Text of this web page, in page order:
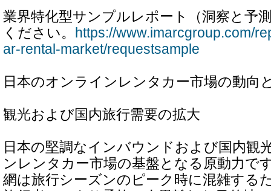
業界特化型サンプルレポート（洞察と予
ください。
https://www.imarcgroup.com/
ar-rental-market/requestsample
日本のオンラインレンタカー市場の動向
観光および国内旅行需要の拡大
日本の堅調なインバウンドおよび国内観
ンレンタカー市場の基盤となる原動力で
網は旅行シーズンのピーク時に混雑する